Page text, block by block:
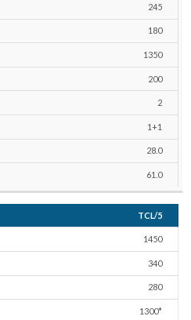
245
180
1350
200
2
1+1
28.0
61.0
TCL/5
1450
340
280
1300*